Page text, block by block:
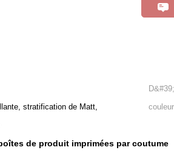
stratification de Matt,
de produit imprimées par coutume